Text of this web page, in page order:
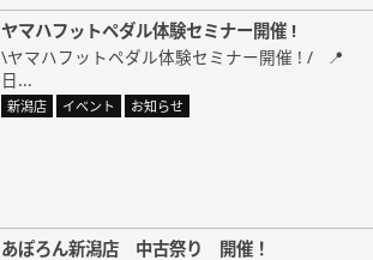
ヤマハフットペダル体験セミナー開催 !
\ヤマハフットペダル体験セミナー開催 ! / 📍
日...
新潟店 イベント お知らせ
あぽろん新潟店 中古祭り 開催！